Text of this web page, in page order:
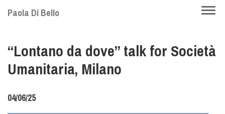
Skip
content
Paola Di Bello
“Lontano da dove” talk for Società
Umanitaria, Milano
04/06/25